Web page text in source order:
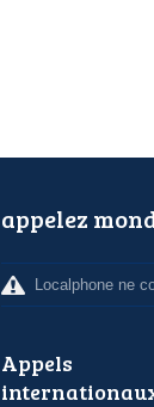
appelez
Localphone ne
Appels